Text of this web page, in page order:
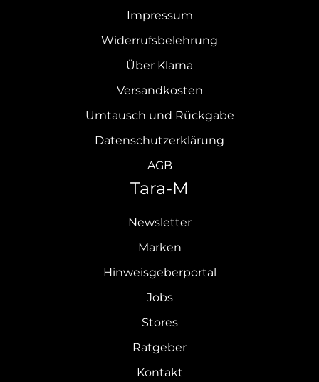
Impressum
Widerrufsbelehrung
Über Klarna
Versandkosten
Umtausch und Rückgabe
Datenschutzerklärung
AGB
Tara-M
Newsletter
Marken
Hinweisgeberportal
Jobs
Stores
Ratgeber
Kontakt